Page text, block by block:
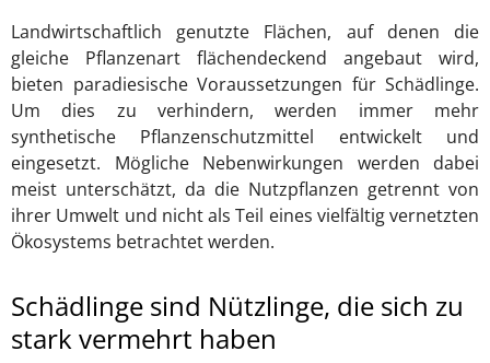
Landwirtschaftlich genutzte Flächen, auf denen die
gleiche Pflanzenart flächendeckend angebaut wird,
bieten paradiesische Voraussetzungen für Schädlinge.
Um dies zu verhindern, werden immer mehr
synthetische Pflanzenschutzmittel entwickelt und
eingesetzt. Mögliche Nebenwirkungen werden dabei
meist unterschätzt, da die Nutzpflanzen getrennt von
ihrer Umwelt und nicht als Teil eines vielfältig vernetzten
Ökosystems betrachtet werden.
Schädlinge sind Nützlinge, die sich zu
stark vermehrt haben